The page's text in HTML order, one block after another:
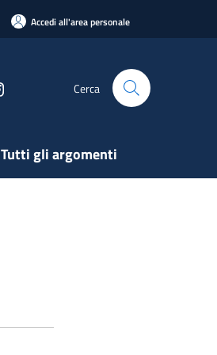
Accedi all'area personale
Cerca
Tutti gli argomenti